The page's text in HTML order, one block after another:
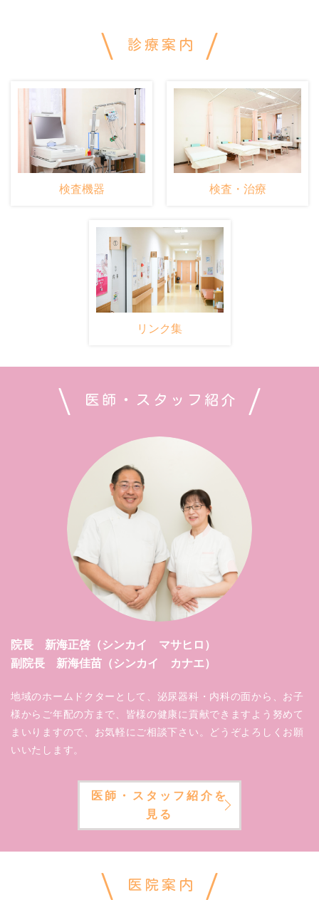
診療案内
検査機器 検査・治療
リンク集
医師・スタッフ紹介
院長 新海正啓（シンカイ マサヒロ）
副院長 新海佳苗（シンカイ カナエ）
地域のホームドクターとして、泌尿器科・内科の面から、お子
様からご年配の方まで、皆様の健康に貢献できますよう努めて
まいりますので、お気軽にご相談下さい。どうぞよろしくお願
いいたします。
医師・スタッフ紹介を
見る
医院案内